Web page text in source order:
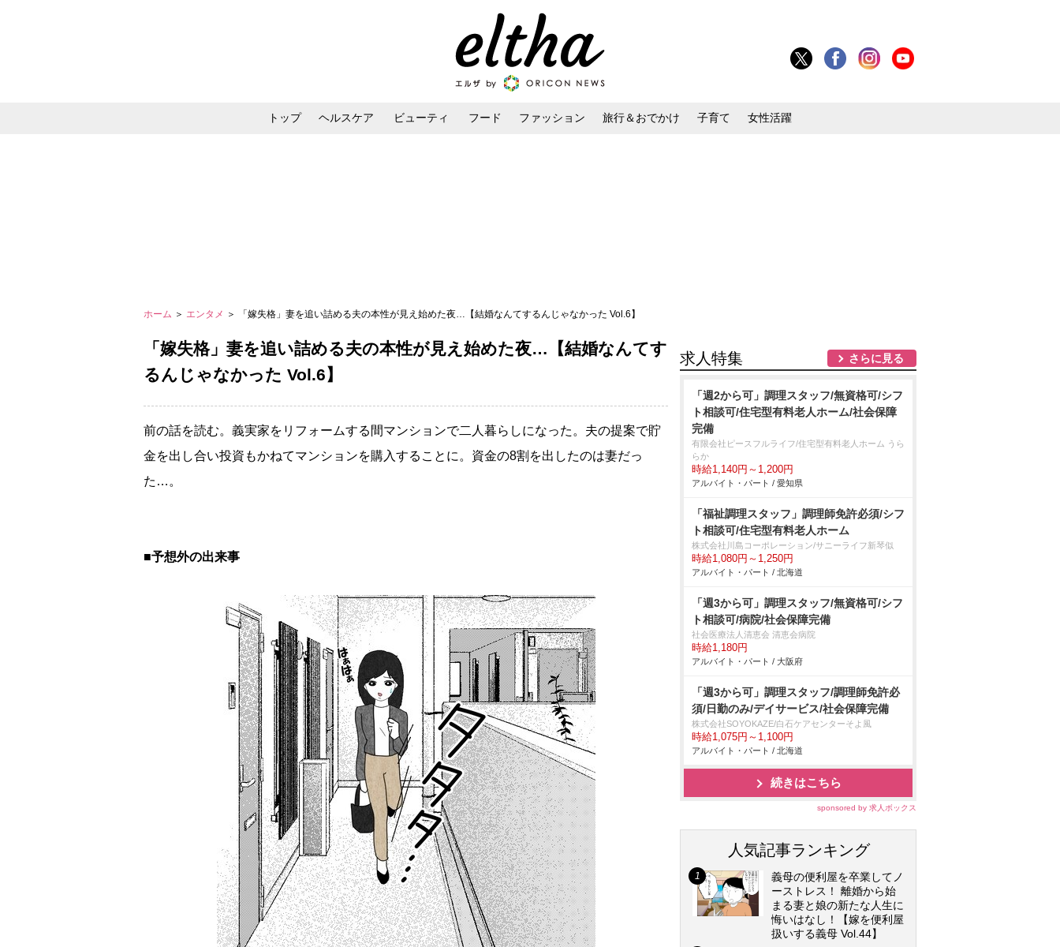
トップ ヘルスケア ビューティ フード ファッション 旅行＆おでかけ 子育て 女性活躍
ホーム ＞ エンタメ ＞ 「嫁失格」妻を追い詰める夫の本性が見え始めた夜…【結婚なんてするんじゃなかった Vol.6】
「嫁失格」妻を追い詰める夫の本性が見え始めた夜…【結婚なんてす
るんじゃなかった Vol.6】
前の話を読む。義実家をリフォームする間マンションで二人暮らしになった。夫の提案で貯
金を出し合い投資もかねてマンションを購入することに。資金の8割を出したのは妻だっ
た…。
■予想外の出来事
求人特集 さらに見る
「週2から可」調理スタッフ/無資格可/シフ
ト相談可/住宅型有料老人ホーム/社会保障
完備
有限会社ピースフルライフ/住宅型有料老人ホーム うら
らか
時給1,140円～1,200円
アルバイト・パート / 愛知県
「福祉調理スタッフ」調理師免許必須/シフ
ト相談可/住宅型有料老人ホーム
株式会社川島コーポレーション/サニーライフ新琴似
時給1,080円～1,250円
アルバイト・パート / 北海道
「週3から可」調理スタッフ/無資格可/シフ
ト相談可/病院/社会保障完備
社会医療法人清恵会 清恵会病院
時給1,180円
アルバイト・パート / 大阪府
「週3から可」調理スタッフ/調理師免許必
須/日勤のみ/デイサービス/社会保障完備
株式会社SOYOKAZE/白石ケアセンターそよ風
時給1,075円～1,100円
アルバイト・パート / 北海道
続きはこちら
sponsored by 求人ボックス
人気記事ランキング
義母の便利屋を卒業してノ
ーストレス！ 離婚から始
まる妻と娘の新たな人生に
悔いはなし！【嫁を便利屋
扱いする義母 Vol.44】